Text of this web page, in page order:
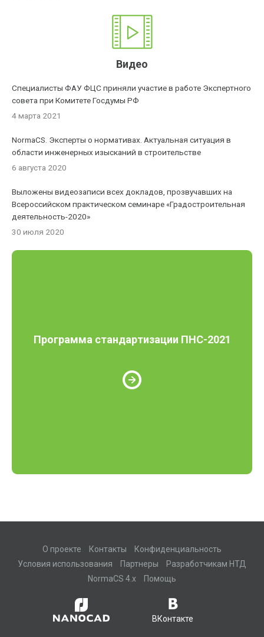
Видео
Специалисты ФАУ ФЦС приняли участие в работе Экспертного
совета при Комитете Госдумы РФ
4 марта 2021
NormaCS. Эксперты о нормативах. Актуальная ситуация в
области инженерных изысканий в строительстве
6 августа 2020
Выложены видеозаписи всех докладов, прозвучавших на
Всероссийском практическом семинаре «Градостроительная
деятельность-2020»
30 июля 2020
Программа стандартизации ПНС-2021
О проекте Контакты
Конфиденциальность
Условия использования
Партнеры
Разработчикам НТД
NormaCS 4.x
Помощь
ВКонтакте